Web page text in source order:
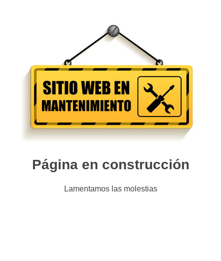
Página en construcción
Lamentamos las molestias